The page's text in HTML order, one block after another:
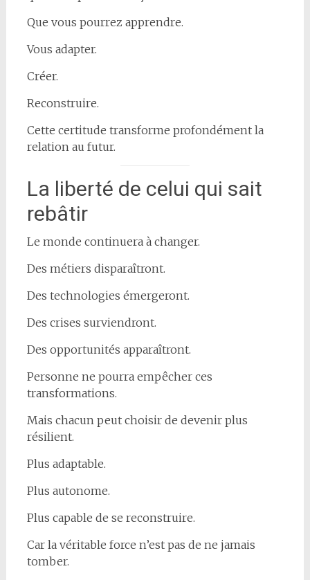
Que vous pourrez apprendre.
Vous adapter.
Créer.
Reconstruire.
Cette certitude transforme profondément la
relation au futur.
La liberté de celui qui sait
rebâtir
Le monde continuera à changer.
Des métiers disparaîtront.
Des technologies émergeront.
Des crises surviendront.
Des opportunités apparaîtront.
Personne ne pourra empêcher ces
transformations.
Mais chacun peut choisir de devenir plus
résilient.
Plus adaptable.
Plus autonome.
Plus capable de se reconstruire.
Car la véritable force n’est pas de ne jamais
tomber.